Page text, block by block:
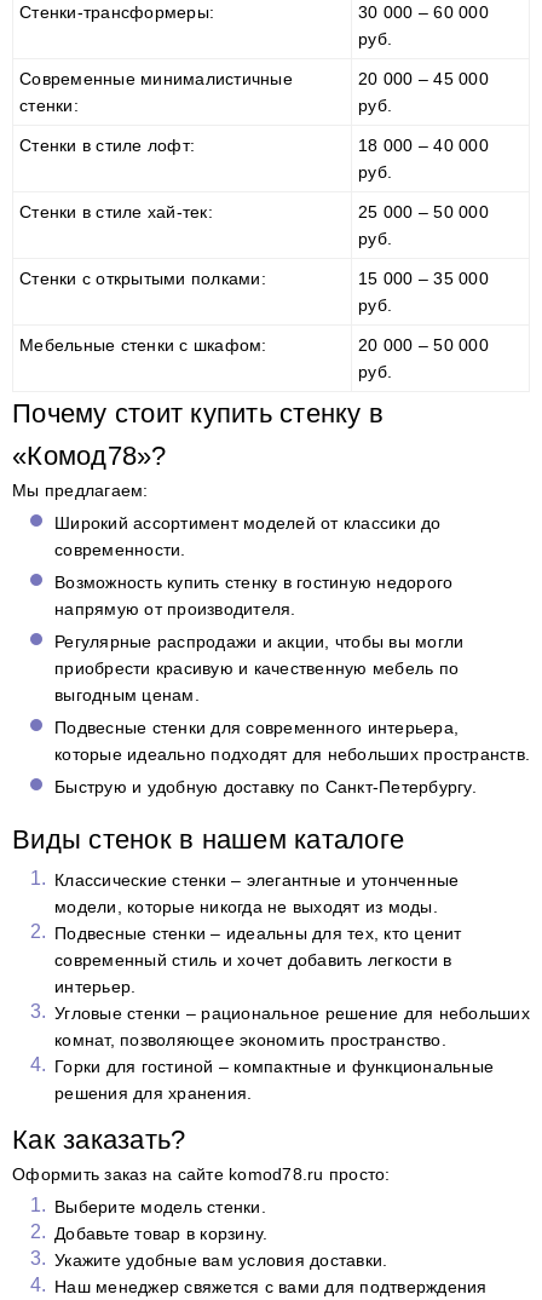
Стенки-трансформеры:
30 000 – 60 000
руб.
Современные минималистичные
стенки:
20 000 – 45 000
руб.
Стенки в стиле лофт:
18 000 – 40 000
руб.
Стенки в стиле хай-тек:
25 000 – 50 000
руб.
Стенки с открытыми полками:
15 000 – 35 000
руб.
Мебельные стенки с шкафом:
20 000 – 50 000
руб.
Почему стоит купить стенку в
«Комод78»?
Мы предлагаем:
Широкий ассортимент моделей от классики до
современности.
Возможность купить стенку в гостиную недорого
напрямую от производителя.
Регулярные распродажи и акции, чтобы вы могли
приобрести красивую и качественную мебель по
выгодным ценам.
Подвесные стенки для современного интерьера,
которые идеально подходят для небольших пространств.
Быструю и удобную доставку по Санкт-Петербургу.
Виды стенок в нашем каталоге
Классические стенки – элегантные и утонченные
модели, которые никогда не выходят из моды.
Подвесные стенки – идеальны для тех, кто ценит
современный стиль и хочет добавить легкости в
интерьер.
Угловые стенки – рациональное решение для небольших
комнат, позволяющее экономить пространство.
Горки для гостиной – компактные и функциональные
решения для хранения.
Как заказать?
Оформить заказ на сайте komod78.ru просто:
Выберите модель стенки.
Добавьте товар в корзину.
Укажите удобные вам условия доставки.
Наш менеджер свяжется с вами для подтверждения